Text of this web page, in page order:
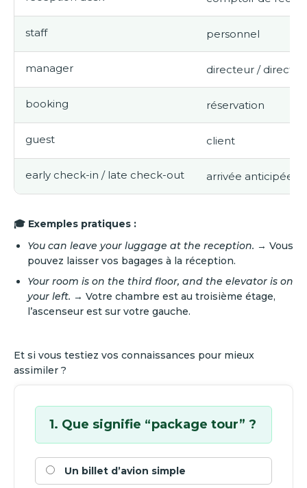
staff personnel
manager directeur /
booking réservation
guest client
early check-in / late check-out arrivée anticipée /
🎓 Exemples pratiques :
You can leave your luggage at the reception. → Vous
pouvez laisser vos bagages à la réception.
Your room is on the third floor, and the elevator is on
your left. → Votre chambre est au troisième étage,
l’ascenseur est sur votre gauche.
Et si vous testiez vos connaissances pour mieux
assimiler ?
1. Que signifie “package tour” ?
Un billet d’avion simple